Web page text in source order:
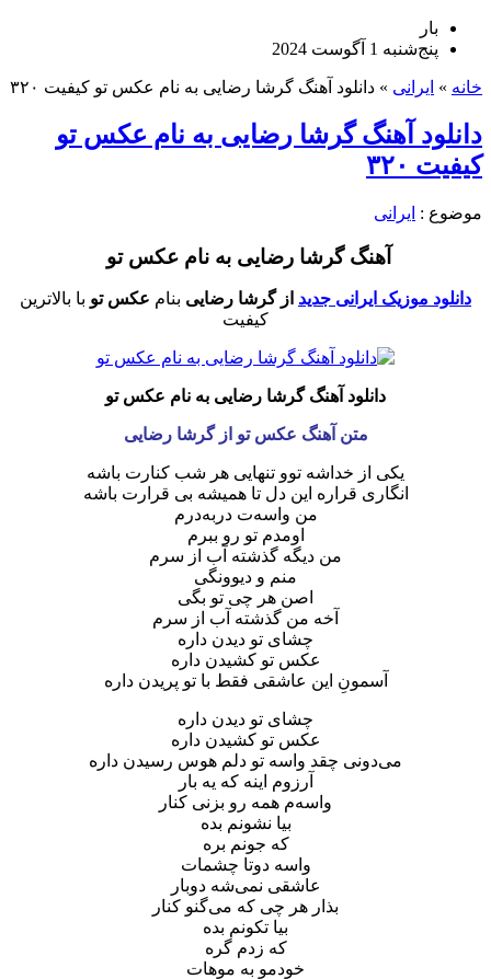
بار
پنج‌شنبه 1 آگوست 2024
خانه » ایرانی » دانلود آهنگ گرشا رضایی به نام عکس تو کیفیت ۳۲۰
دانلود آهنگ گرشا رضایی به نام عکس تو
کیفیت ۳۲۰
موضوع : ایرانی
آهنگ گرشا رضایی به نام عکس تو
دانلود موزیک ایرانی جدید از گرشا رضایی بنام عکس تو با بالاترین
کیفیت
دانلود آهنگ گرشا رضایی به نام عکس تو
متن آهنگ عکس تو از گرشا رضایی
یکی از خداشه توو تنهایی هر شب کنارت باشه
انگاری قراره این دل تا همیشه بی قرارت باشه
من واسه‌ت در‌به‌درم
اومدم تو رو ببرم
من دیگه گذشته آب از سرم
منم و دیوونگی
اصن هر چی تو بگی
آخه من گذشته آب از سرم
چشای تو دیدن داره
عکس تو کشیدن داره
آسمونِ این عاشقی فقط با تو پریدن داره
چشای تو دیدن داره
عکس تو کشیدن داره
می‌دونی چقد واسه تو دلم هوس رسیدن داره
آرزوم اینه که یه بار
واسه‌م همه رو بزنی کنار
بیا نشونم بده
که جونم بره
واسه دوتا چشمات
عاشقی نمی‌شه دوبار
بذار هر چی که می‌گنو کنار
بیا تکونم بده
که زدم گره
خودمو به موهات